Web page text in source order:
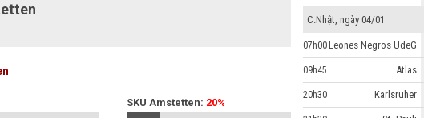
SKU Amstetten: 20%
C.Nhật, ngày 04/01
07h00Leones Negros UdeG
09h45 Atlas
20h30 Karlsruher